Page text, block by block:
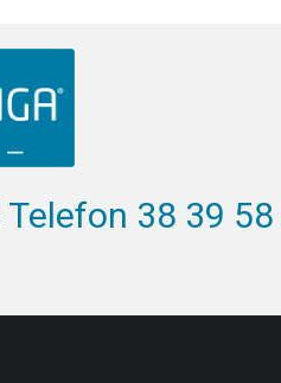
Telefon 38 39 58